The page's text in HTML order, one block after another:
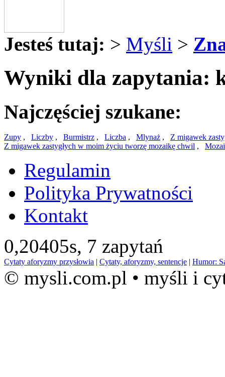
Jesteś tutaj: > Myśli >
Wyniki dla zapytania:
Najczęściej szukane:
Zupy , Liczby , Burmistrz , Liczba , Mlynaż , Z migawek
Z migawek zastygłych w moim życiu tworzę mozaikę chwil ,
Regulamin
Polityka Prywatności
Kontakt
0,20405s, 7 zapytań
Cytaty aforyzmy przysłowia | Cytaty, aforyzmy, sentencje | Humor:
© mysli.com.pl • myśli i